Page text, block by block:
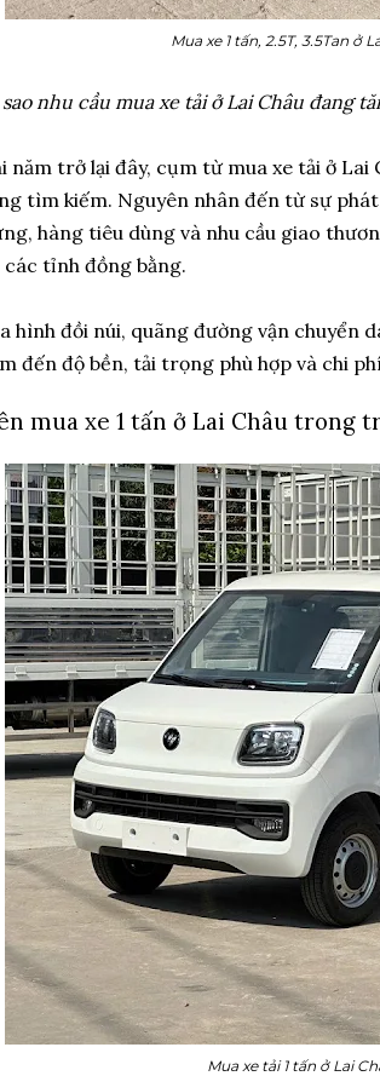
Mua xe 1 tấn, 2.5T, 3.5Tan
nhu cầu mua xe tải ở Lai Châu đang
năm trở lại đây, cụm từ mua xe tải ở
tìm kiếm. Nguyên nhân đến từ sự
hàng tiêu dùng và nhu cầu giao
các tỉnh đồng bằng.
hình đồi núi, quãng đường vận chuyển
đến độ bền, tải trọng phù hợp và chi
mua xe 1 tấn ở Lai Châu trong
Mua xe tải 1 tấn ở Lai